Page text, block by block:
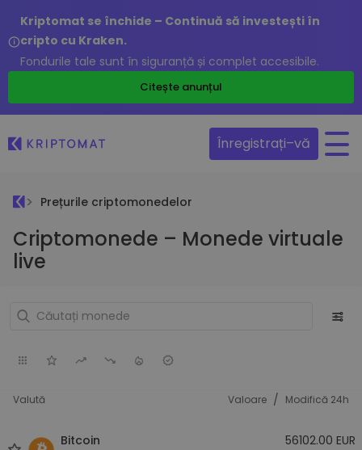
Kriptomat se închide – Continuă să investești în
cripto cu Kraken.
Fondurile tale sunt în siguranță și complet accesibile.
Citește anunțul
Înregistrați–vă
Prețurile criptomonedelor
Criptomonede – Monede virtuale
live
Valută Valoare / Modifică 24h
Bitcoin
56102.00 EUR